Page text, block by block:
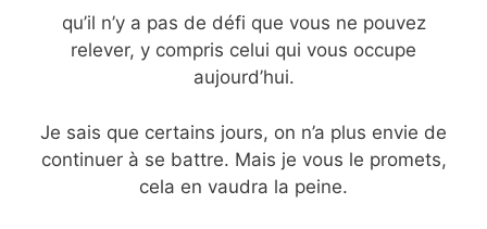
qu’il n’y a pas de défi que vous ne pouvez
relever, y compris celui qui vous occupe
aujourd’hui.
Je sais que certains jours, on n’a plus envie de
continuer à se battre. Mais je vous le promets,
cela en vaudra la peine.